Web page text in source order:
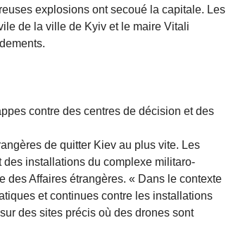
explosions ont secoué la capitale. Les
de la ville de Kyiv et le maire Vitali
contre des centres de décision et des
de quitter Kiev au plus vite. Les
installations du complexe militaro-
des Affaires étrangères. « Dans le contexte
et continues contre les installations
des sites précis où des drones sont